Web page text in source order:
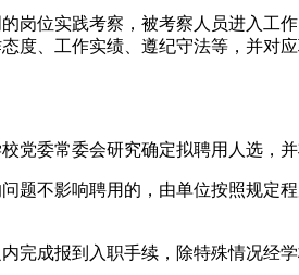
岗位实践考察，被考察人员进入工
度、工作实绩、遵纪守法等，并对
党委常委会研究确定拟聘用人选，
题不影响聘用的，由单位按照规定
完成报到入职手续，除特殊情况经